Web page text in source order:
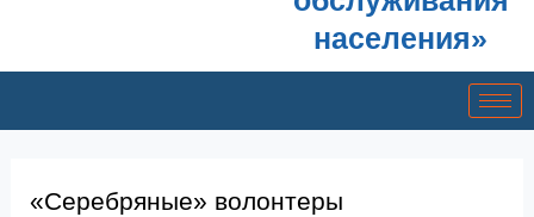
населения»
«Серебряные» волонтеры